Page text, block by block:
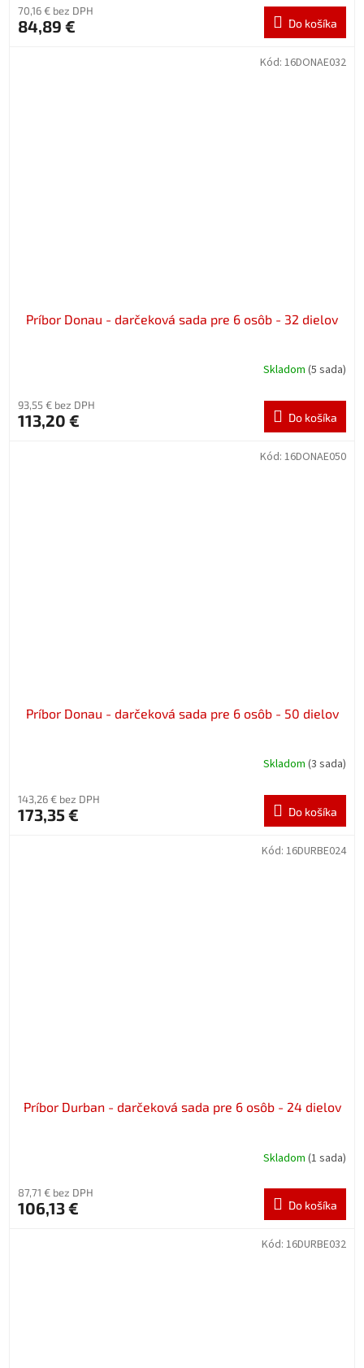
70,16 € bez DPH
84,89 € Do košíka
Príbor Donau - darčeková sada pre 6 osôb - 32 dielov
Skladom (5 sada)
93,55 € bez DPH
113,20 € Do košíka
Kód: 16DONAE032
Príbor Donau - darčeková sada pre 6 osôb - 50 dielov
Skladom (3 sada)
143,26 € bez DPH
173,35 € Do košíka
Kód: 16DONAE050
Príbor Durban - darčeková sada pre 6 osôb - 24 dielov
Skladom (1 sada)
87,71 € bez DPH
106,13 € Do košíka
Kód: 16DURBE024
Kód: 16DURBE032